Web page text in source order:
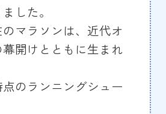
した。
マラソンは、近代オ
幕開けとともに生まれ
のランニングシュー